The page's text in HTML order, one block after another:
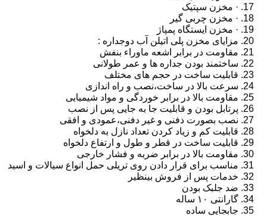
· مخزن سپتیک
· مخزن چربی گیر
· مخزن ایستگاه پمپاژ
مزایای مخزن پلی اتیلن آب دوجداره :
مقاومت در برابر اشعه ماوراء بنفش
ساختمند بودن جداره ها و عمر طولانی
قابلیت ساخت در حجم های مختلف
سرعت بالا در ساخت،نصب و راه اندازی
مقاومت بالا در برابر خوردگی و مواد شیمیایی
پرتابل بودن و قابلیت جا به جایی پس از نصب
نصب بصورت دفنی و غیر دفنی،عمودی و افقی
قابلیت کم و زیاد کردن تعداد نازل به دلخواه
قابلیت ساخت در قطر و طول و ارتفاع دلخواه
مقاومت بالا در برابر ضربه و فشار خارجی
مناسب برای قرار دادن روی تریلی حمل انواع سیالات و اسید
خدمات پس از فروش بینظیر
ضد جلبک بودن
گارانتی ۱۰ ساله
جابجایی ساده